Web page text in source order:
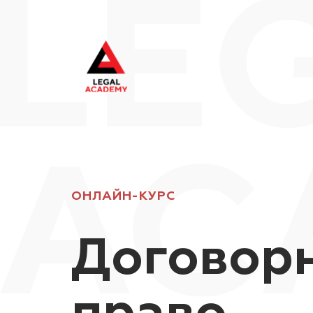
ОНЛАЙН-КУРС